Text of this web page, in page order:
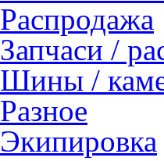
Распродажа
Запчаси /
Шины /
Разное
Экипировка